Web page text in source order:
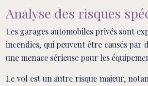
Analyse des risques
Les garages automobiles privés sont
incendies, qui peuvent être causés
une menace sérieuse pour les
Le vol est un autre risque majeur,